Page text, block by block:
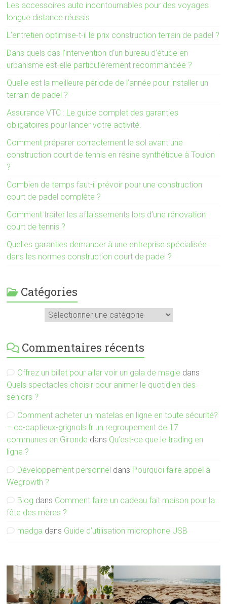
Les accessoires auto incontournables pour des voyages
longue distance réussis
L’entretien optimise-t-il le prix construction terrain de padel ?
Dans quels cas l’intervention d’un bureau d’étude en
urbanisme est-elle particulièrement recommandée ?
Quelle est la meilleure période de l’année pour installer un
terrain de padel ?
Assurance VTC : Le guide complet des garanties
obligatoires pour lancer votre activité.
Comment préparer correctement le sol avant une
construction court de tennis en résine synthétique à Toulon
?
Combien de temps faut-il prévoir pour une construction
court de padel complète ?
Comment traiter les affaissements lors d’une rénovation
court de tennis ?
Quelles garanties demander à une entreprise spécialisée
dans les normes construction court de padel ?
Catégories
Commentaires récents
Offrez un billet pour aller voir un gala de magie dans
Quels spectacles choisir pour animer le quotidien des
seniors ?
Comment acheter un matelas en ligne en toute sécurité?
– cc-captieux-grignols.fr un regroupement de 17
communes en Gironde dans Qu’est-ce que le trading en
ligne ?
Développement personnel dans Pourquoi faire appel à
Wegrowth ?
Blog dans Comment faire un cadeau fait maison pour la
fête des mères ?
madga dans Guide d’utilisation microphone USB